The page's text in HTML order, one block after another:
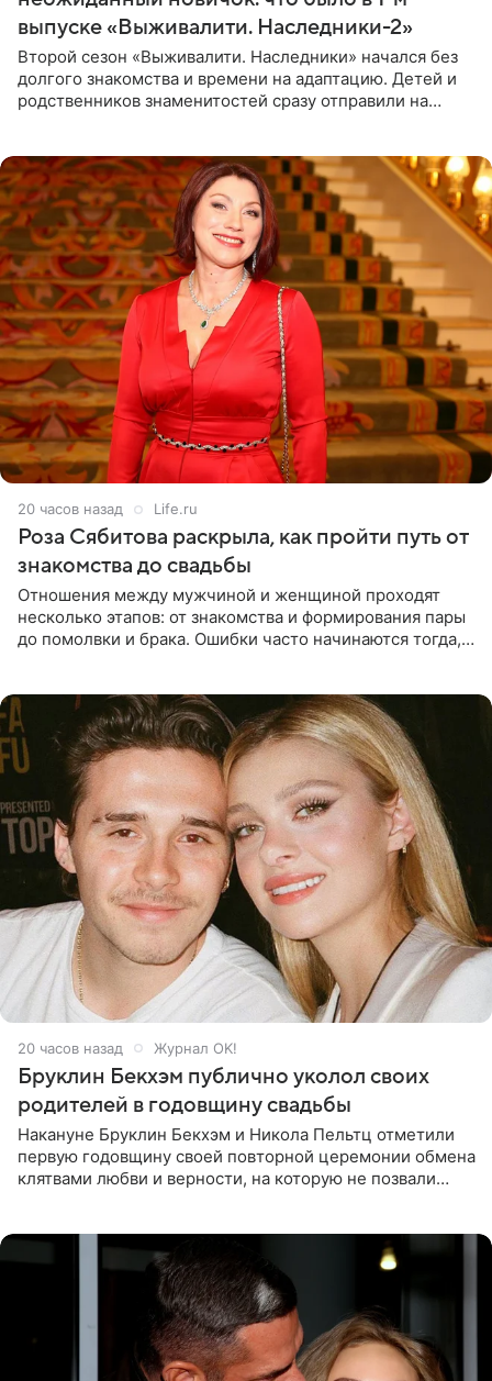
выпуске «Выживалити. Наследники-2»
Второй сезон «Выживалити. Наследники» начался без
долгого знакомства и времени на адаптацию. Детей и
родственников знаменитостей сразу отправили на
20 часов назад Life.ru
Роза Сябитова раскрыла, как пройти путь от
знакомства до свадьбы
Отношения между мужчиной и женщиной проходят
несколько этапов: от знакомства и формирования пары
до помолвки и брака. Ошибки часто начинаются тогда,
20 часов назад Журнал OK!
Бруклин Бекхэм публично уколол своих
родителей в годовщину свадьбы
Накануне Бруклин Бекхэм и Никола Пельтц отметили
первую годовщину своей повторной церемонии обмена
клятвами любви и верности, на которую не позвали